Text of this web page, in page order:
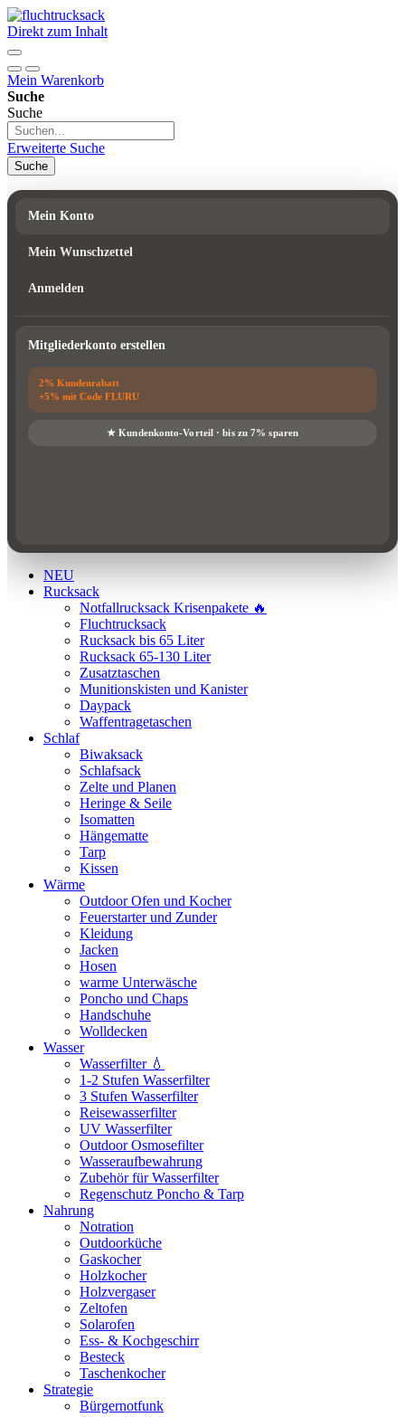
Direkt zum Inhalt
Mein Warenkorb
Suche
Suche
Erweiterte Suche
Suche
Mein Konto
Mein Wunschzettel
Anmelden
Mitgliederkonto erstellen
NEU
Rucksack
Notfallrucksack Krisenpakete 🔥
Fluchtrucksack
Rucksack bis 65 Liter
Rucksack 65-130 Liter
Zusatztaschen
Munitionskisten und Kanister
Daypack
Waffentragetaschen
Schlaf
Biwaksack
Schlafsack
Zelte und Planen
Heringe & Seile
Isomatten
Hängematte
Tarp
Kissen
Wärme
Outdoor Ofen und Kocher
Feuerstarter und Zunder
Kleidung
Jacken
Hosen
warme Unterwäsche
Poncho und Chaps
Handschuhe
Wolldecken
Wasser
Wasserfilter 💧
1-2 Stufen Wasserfilter
3 Stufen Wasserfilter
Reisewasserfilter
UV Wasserfilter
Outdoor Osmosefilter
Wasseraufbewahrung
Zubehör für Wasserfilter
Regenschutz Poncho & Tarp
Nahrung
Notration
Outdoorküche
Gaskocher
Holzkocher
Holzvergaser
Zeltofen
Solarofen
Ess- & Kochgeschirr
Besteck
Taschenkocher
Strategie
Bürgernotfunk